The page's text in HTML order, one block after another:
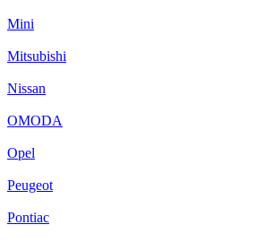
Mini
Mitsubishi
Nissan
OMODA
Opel
Peugeot
Pontiac